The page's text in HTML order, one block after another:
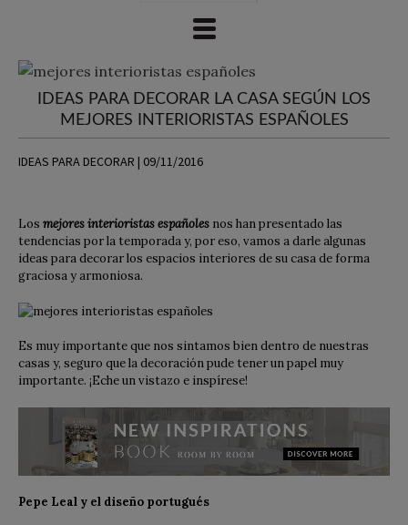
IDEAS PARA DECORAR LA CASA SEGÚN LOS
MEJORES INTERIORISTAS ESPAÑOLES
IDEAS PARA DECORAR | 09/11/2016
Los mejores interioristas españoles nos han presentado las
tendencias por la temporada y, por eso, vamos a darle algunas
ideas para decorar los espacios interiores de su casa de forma
graciosa y armoniosa.
Es muy importante que nos sintamos bien dentro de nuestras
casas y, seguro que la decoración pude tener un papel muy
importante. ¡Eche un vistazo e inspírese!
Pepe Leal y el diseño portugués